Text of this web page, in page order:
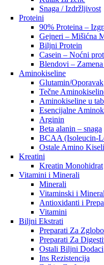
Snaga / Izdržljivost
Proteini
90% Proteina –
Gejneri – Mišićna
Biljni Protein
Casein – Noćni
Blendovi –
Aminokiseline
Glutamin/Oporavak
Tečne
Aminokiseline u
Esencijalne
Arginin
Beta alanin – snaga
BCAA (Isoleucin-
Ostale Amino
Kreatini
Kreatin Monohidrat
Vitamini i Minerali
Minerali
Vitaminski i
Antioxidanti i
Vitamini
Biljni Ekstrati
Preparati Za
Preparati Za
Ostali Biljni Dodaci
Ins Rezistencija